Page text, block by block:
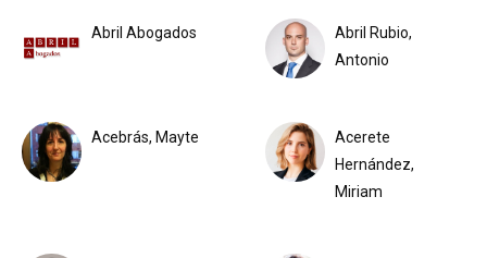
Abril Abogados
Abril Rubio,
Antonio
Acebrás, Mayte
Acerete
Hernández,
Miriam